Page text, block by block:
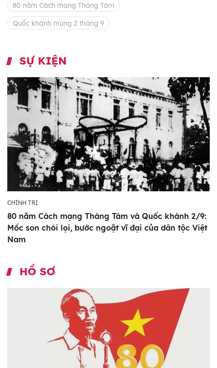
80 năm Cách mạng Tháng Tám
Quốc khánh mùng 2 tháng 9
SỰ KIỆN
CHÍNH TRỊ
80 năm Cách mạng Tháng Tám và Quốc khánh 2/9:
Mốc son chói lọi, bước ngoặt vĩ đại của dân tộc Việt
Nam
HỒ SƠ